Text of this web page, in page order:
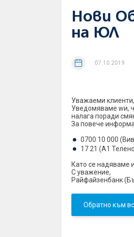
Нови
на ЮЛ
07.10.2019
Уважаеми клиенти,
Уведомяваме wи,
налага поради
За повече
0700 10 000
17 21 (A1
Като се надяваме
С уважение,
Райфайзенбанк
Обратно към